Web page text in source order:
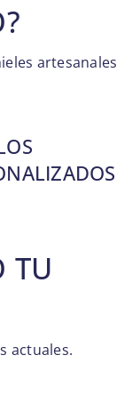
artesanales
TU
actuales.